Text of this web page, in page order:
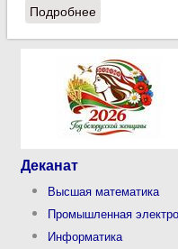
Подробнеео Встреча
ППС ФАИС
Деканат
Высшая математика
Промышленная
Информатика